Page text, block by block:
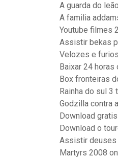
A guarda do
A familia
Youtube filmes
Assistir bekas
Velozes e
Baixar 24 horas
Box fronteiras
Rainha do sul 3
Godzilla contra
Download
Download o
Assistir deuses
Martyrs 2008